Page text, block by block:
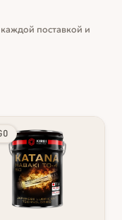
поставкой и